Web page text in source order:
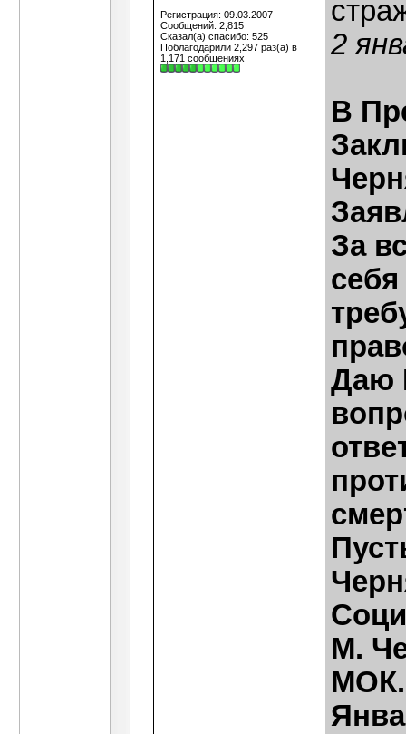
Регистрация: 09.03.2007
Сообщений: 2,815
Сказал(а) спасибо: 525
Поблагодарили 2,297 раз(а) в
1,171 сообщениях
2
В
За
Даю
М.
МОК.